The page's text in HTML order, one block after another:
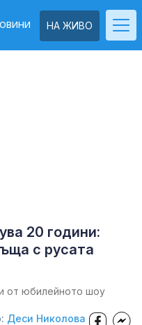
НА ЖИВО
20 години:
с русата
от юбилейното шоу
Деси Николова